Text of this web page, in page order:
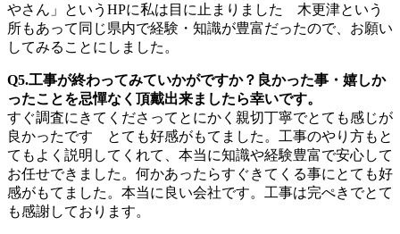
やさん」というHPに私は目に止まりました 木更津という
所もあって同じ県内で経験・知識が豊富だったので、お願い
してみることにしました。
Q5.工事が終わってみていかがですか？良かった事・嬉しか
ったことを忌憚なく頂戴出来ましたら幸いです。
すぐ調査にきてくださってとにかく親切丁寧でとても感じが
良かったです とても好感がもてました。工事のやり方もと
てもよく説明してくれて、本当に知識や経験豊富で安心して
お任せできました。何かあったらすぐきてくる事にとても好
感がもてました。本当に良い会社です。工事は完ぺきでとて
も感謝しております。